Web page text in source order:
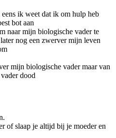
ik weet dat ik om hulp heb
bot aan
naar mijn biologische vader te
nog een zwerver mijn leven
mijn biologische vader maar van
dood
of slaap je altijd bij je moeder en